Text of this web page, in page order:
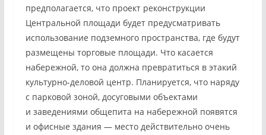
предполагается, что проект реконструкции
Центральной площади будет предусматривать
использование подземного пространства, где будут
размещены торговые площади. Что касается
набережной, то она должна превратиться в этакий
культурно-деловой центр. Планируется, что наряду
с парковой зоной, досуговыми объектами
и заведениями общепита на набережной появятся
и офисные здания — место действительно очень